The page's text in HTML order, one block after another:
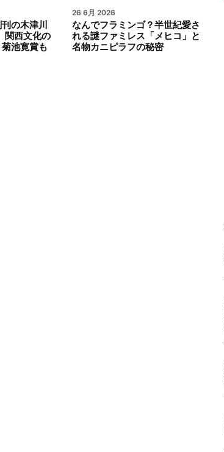
の木津川
西文化の
池寛賞も
26 6月 2026
なんでフラミンゴ？半世紀愛さ
れる謎ファミレス「メヒコ」と
名物カニピラフの秘密